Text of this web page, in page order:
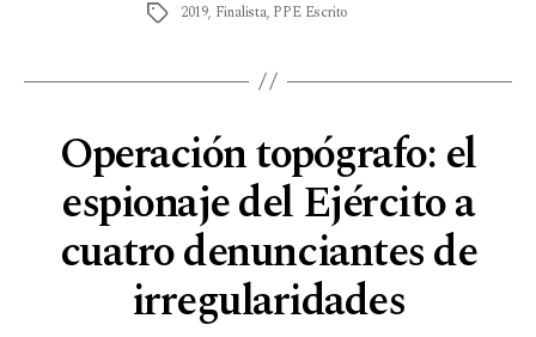
2019, Finalista, PPE Escrito
Operación topógrafo: el
espionaje del Ejército a
cuatro denunciantes de
irregularidades